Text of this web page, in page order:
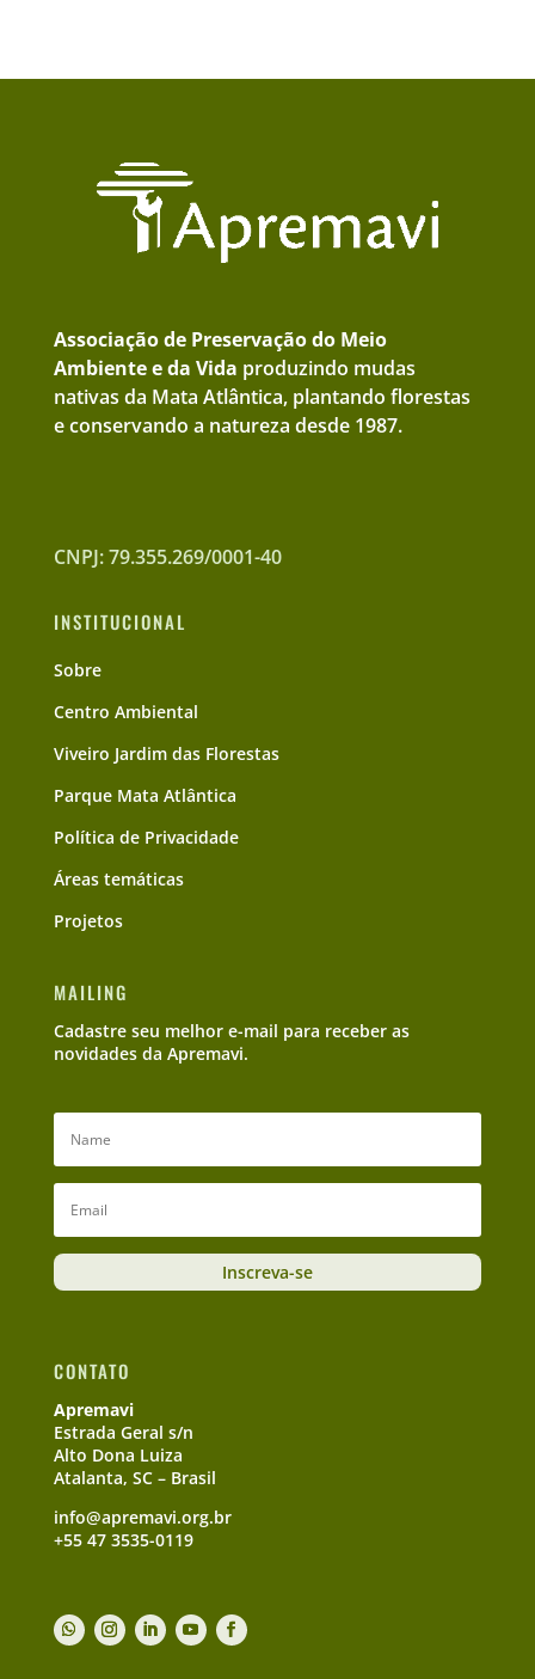
Associação de Preservação do Meio
Ambiente e da Vida produzindo mudas
nativas da Mata Atlântica, plantando florestas
e conservando a natureza desde 1987.
CNPJ: 79.355.269/0001-40
INSTITUCIONAL
Sobre
Centro Ambiental
Viveiro Jardim das Florestas
Parque Mata Atlântica
Política de Privacidade
Áreas temáticas
Projetos
MAILING
Cadastre seu melhor e-mail para receber as
novidades da Apremavi.
Inscreva-se
CONTATO
Apremavi
Estrada Geral s/n
Alto Dona Luiza
Atalanta, SC – Brasil
info@apremavi.org.br
+55 47 3535-0119